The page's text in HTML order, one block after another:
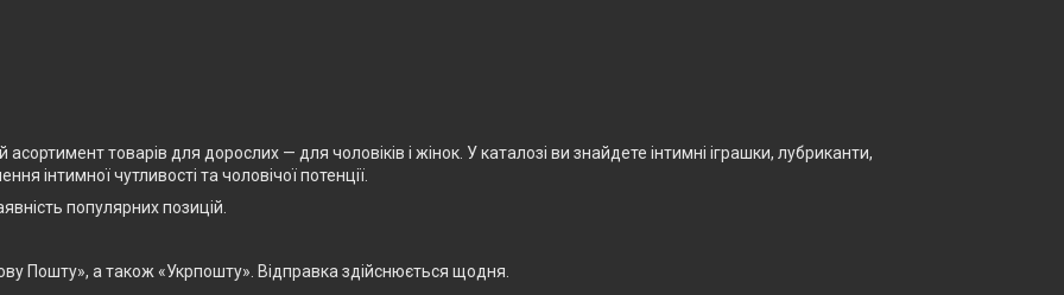
товарів для дорослих — для чоловіків і жінок. У каталозі ви знайдете інтимні іграшки, лубриканти,
інтимної чутливості та чоловічої потенції.
популярних позицій.
Пошту», а також «Укрпошту». Відправка здійснюється щодня.